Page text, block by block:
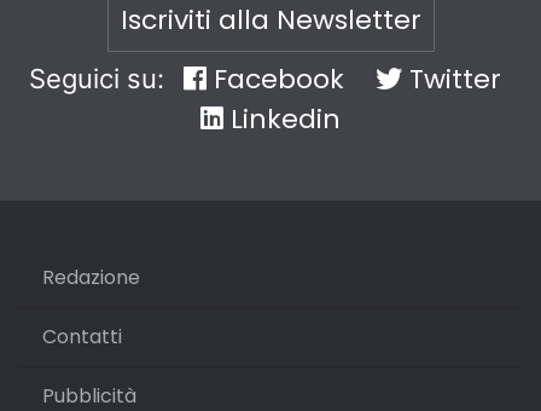
Iscriviti alla Newsletter
Seguici su: Facebook
Twitter
Linkedin
Redazione
Contatti
Pubblicità